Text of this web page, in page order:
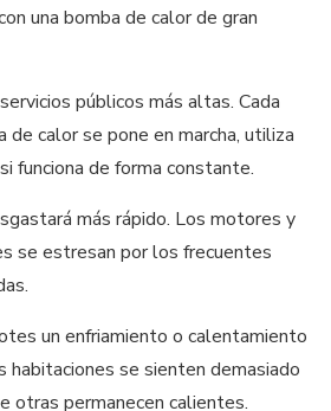
una bomba de calor de gran
públicos más altas. Cada
de calor se pone en marcha, utiliza
funciona de forma constante.
más rápido. Los motores y
se estresan por los frecuentes
un enfriamiento o calentamiento
habitaciones se sienten demasiado
otras permanecen calientes.